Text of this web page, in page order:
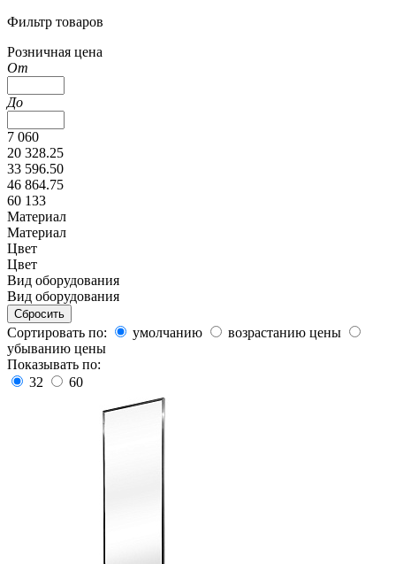
Фильтр товаров
Розничная цена
От
До
7 060
20 328.25
33 596.50
46 864.75
60 133
Материал
Материал
Цвет
Цвет
Вид оборудования
Вид оборудования
Сортировать по: умолчанию
возрастанию цены
убыванию цены
Показывать по:
32
60